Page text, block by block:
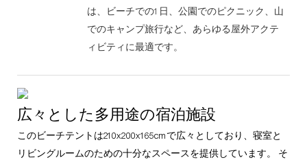
は、ビーチでの1日、公園でのピクニック、山
でのキャンプ旅行など、あらゆる屋外アクテ
ィビティに最適です。
広々とした多用途の宿泊施設
このビーチテントは210x200x165cmで広々としており、寝室と
リビングルームのための十分なスペースを提供しています。 そ